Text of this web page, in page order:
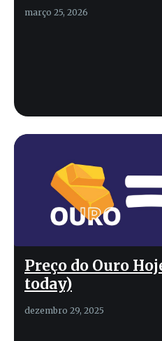
março 25, 2026
Preço do Ouro
today)
dezembro 29, 2025